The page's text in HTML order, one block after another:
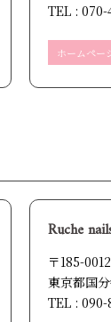
TEL : 070-
ホームペー
Ruche
〒185-0012
東京都国
TEL :